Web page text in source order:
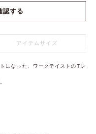
認する
アイテムサイズ
になった、ワークテイストのTシ